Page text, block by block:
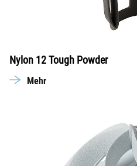
Nylon 12 Tough Powder
Mehr